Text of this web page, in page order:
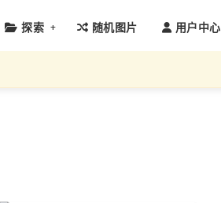
探索 + 随机图片 用户中心